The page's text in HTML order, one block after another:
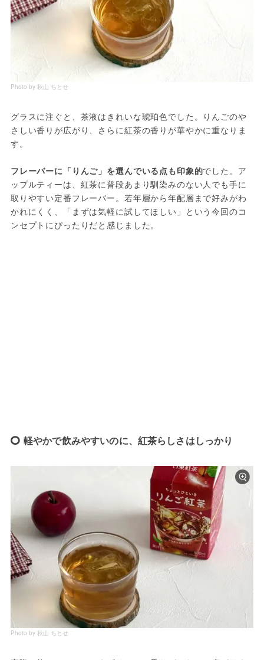
Photo by 秋山 ちとせ
グラスに注ぐと、茶液はきれいな琥珀色でした。りんごのや
さしい香りが広がり、さらに紅茶の香りが華やかに重なりま
す。
フレーバーに「りんご」を選んでいる点も印象的でした。ア
ップルティーは、紅茶に普段あまり馴染みのない人でも手に
取りやすい定番フレーバー。若年層から年配層まで好みがわ
かれにくく、「まずは気軽に試してほしい」という今回のコ
ンセプトにぴったりだと感じました。
軽やかで飲みやすいのに、紅茶らしさはしっかり
Photo by 秋山 ちとせ